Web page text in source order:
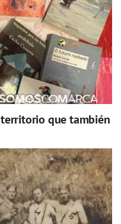
que también